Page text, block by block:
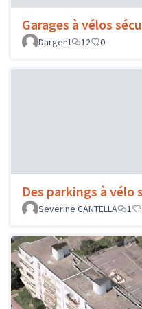
Garages à vélos
Dargent
12 0
Des parkings à vélo
Severine CANTELLA
1